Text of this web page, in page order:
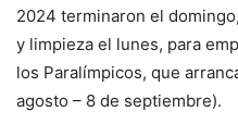
2024 terminaron el
y limpieza el lunes, para
los Paralímpicos, que
agosto – 8 de septiembre).